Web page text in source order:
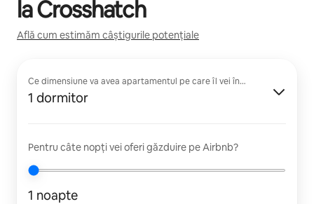
laCrosshatch
Află cum estimăm câștigurile potențiale
Ce dimensiune va avea apartamentul pe care îl vei închiria?
1 dormitor
Pentru câte nopți vei oferi găzduire pe Airbnb?
1 noapte